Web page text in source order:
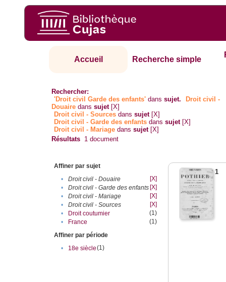
Accueil Recherche simple
Rechercher:
'Droit civil Garde des enfants' danssujet.
Droit civil -
Douaire danssujet [X]
Droit civil - Sources danssujet [X]
Droit civil - Garde des enfants danssujet [X]
Droit civil - Mariage danssujet [X]
Résultats 1 document
Affiner par sujet
•
Droit civil - Douaire
[X]
•
Droit civil - Garde des enfants [X]
•
Droit civil - Mariage
[X]
•
Droit civil - Sources
[X]
•
Droit coutumier
(1)
•
France
(1)
Affiner par période
•
18e siècle(1)
1